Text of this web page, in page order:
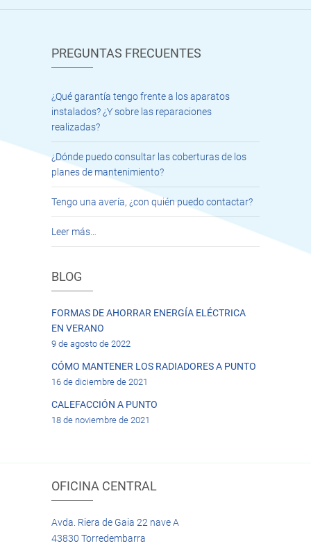
PREGUNTAS FRECUENTES
¿Qué garantía tengo frente a los aparatos
instalados? ¿Y sobre las reparaciones
realizadas?
¿Dónde puedo consultar las coberturas de los
planes de mantenimiento?
Tengo una avería, ¿con quién puedo contactar?
Leer más…
BLOG
FORMAS DE AHORRAR ENERGÍA ELÉCTRICA
EN VERANO
9 de agosto de 2022
CÓMO MANTENER LOS RADIADORES A PUNTO
16 de diciembre de 2021
CALEFACCIÓN A PUNTO
18 de noviembre de 2021
OFICINA CENTRAL
Avda. Riera de Gaia 22 nave A
43830 Torredembarra